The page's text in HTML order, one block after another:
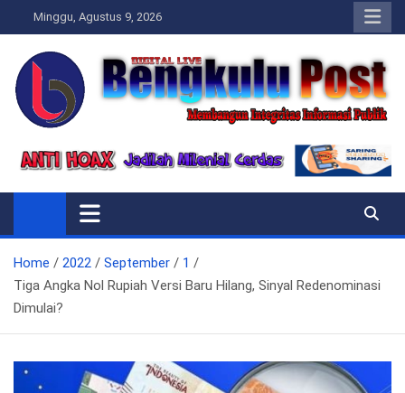
to
content
Minggu, Agustus 9, 2026
Bengkulupost.id
Home 2022 September
1
Tiga Angka Nol Rupiah Versi Baru Hilang, Sinyal Redenominasi
Dimulai?